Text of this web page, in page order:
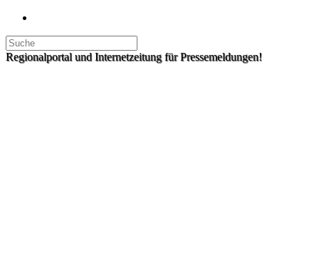
Regionalportal und Internetzeitung für Pressemeldungen!